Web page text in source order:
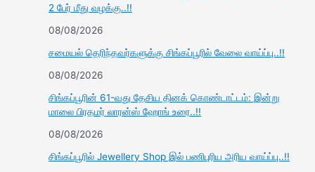
2 பேர் மீது வழக்கு..!!
08/08/2026
சமையல் தெரிந்தவர்களுக்கு சிங்கப்பூரில் வேலை வாய்ப்பு..!!
08/08/2026
சிங்கப்பூரின் 61-வது தேசிய தினக் கொண்டாட்டம்: இன்று
மாலை பிரதமர் லாரன்ஸ் ஹோங் உரை..!!
08/08/2026
சிங்கப்பூரில் Jewellery Shop இல் பணிபுரிய அரிய வாய்ப்பு..!!